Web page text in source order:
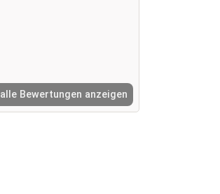
alle Bewertungen anzeigen